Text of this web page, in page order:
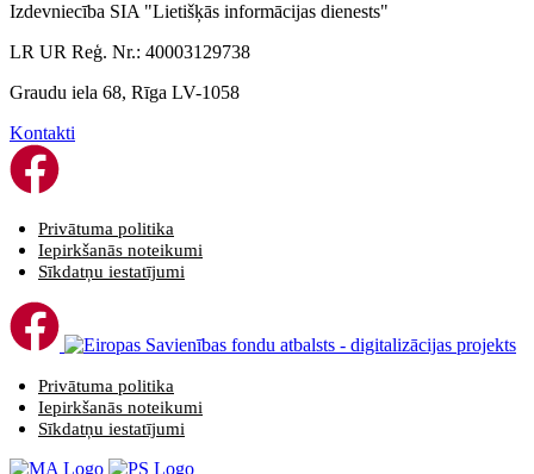
Izdevniecība SIA "Lietišķās informācijas dienests"
LR UR Reģ. Nr.: 40003129738
Graudu iela 68, Rīga LV-1058
Kontakti
Privātuma politika
Iepirkšanās noteikumi
Sīkdatņu iestatījumi
Privātuma politika
Iepirkšanās noteikumi
Sīkdatņu iestatījumi